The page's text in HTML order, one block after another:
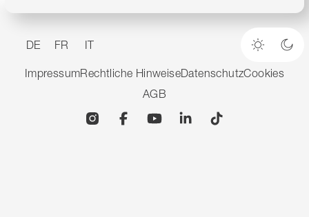
DE FR IT
Heller
ImpressumRechtliche HinweiseDatenschutzCookies
AGB
InstagramFacebookYouTubeLinkedin